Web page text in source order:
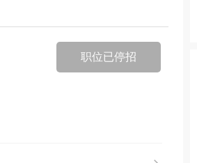
职位已停招